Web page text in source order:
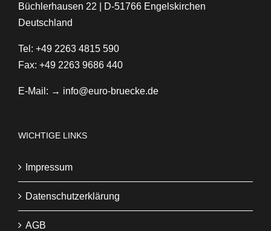
Büchlerhausen 22 | D-51766 Engelskirchen
Deutschland
Tel: +49 2263 4815 590
Fax: +49 2263 9686 440
E-Mail: → info@euro-bruecke.de
WICHTIGE LINKS
Impressum
Datenschutzerklärung
AGB